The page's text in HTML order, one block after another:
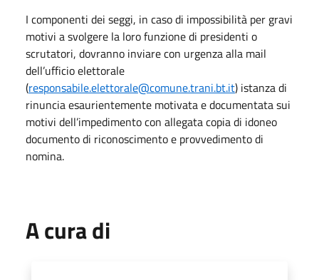
I componenti dei seggi, in caso di impossibilità per gravi
motivi a svolgere la loro funzione di presidenti o
scrutatori, dovranno inviare con urgenza alla mail
dell’ufficio elettorale
(responsabile.elettorale@comune.trani.bt.it) istanza di
rinuncia esaurientemente motivata e documentata sui
motivi dell’impedimento con allegata copia di idoneo
documento di riconoscimento e provvedimento di
nomina.
A cura di